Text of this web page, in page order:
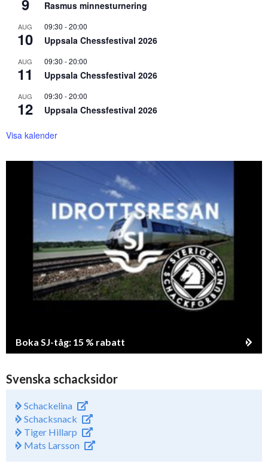
9 Rasmus minnesturnering
AUG
10
09:30 -20:00
Uppsala Chessfestival 2026
AUG
11
09:30 -20:00
Uppsala Chessfestival 2026
AUG
12
09:30 -20:00
Uppsala Chessfestival 2026
Visa kalender
Boka SJ-tåg: 15 % rabatt
Svenska schacksidor
Schackelina
Schacksnack
Tiger Hillarp
Mats Larsson